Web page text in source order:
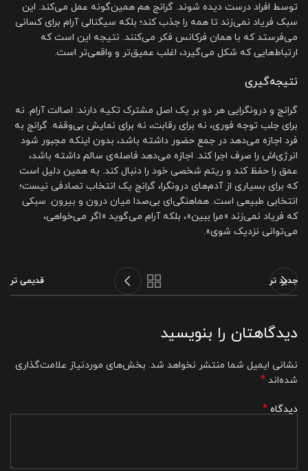
توسط افراد درست دیده شوند. گرانج هم همین‌گونه عمل می‌کند. این
سبک فریاد نمی‌زند تا همه را جذب کند؛ بلکه سیگنالی آرام برای کسانی
می‌فرستد که با همان فرکانس فکر می‌کنند. نتیجه این است که
ارتباط‌هایی که شکل می‌گیرد، اغلب عمیق‌تر و واقعی‌تر است.
نتیجه‌گیری
گرانج و درونگرایی هر دو بر یک اصل مشترک تکیه دارند: اصالت آرام. نه
برای جلب توجه فوری، نه برای رقابت، نه برای نمایش بی‌وقفه. گرانج به
فرد اجازه می‌دهد در جمع حضور داشته باشد، بدون اینکه مجبور شود
انرژی‌اش را صرف اجرا کند. اجازه می‌دهد فاصله‌ی سالم داشته باشد،
عمق را حفظ کند و ریتم شخصی خود را دنبال کند. به همین دلیل است
که برای بسیاری از آدم‌های درونگرا، گرانج یک انتخاب تصادفی نیست؛
انتخابی طبیعی است. هماهنگی‌ای بی‌صدا میان درون و بیرون. سبکی
که فریاد نمی‌زند «مرا ببین»، بلکه آرام می‌گوید «اگر می‌خواهی،
می‌توانی نزدیک شوی».
جدید تر قدیمی تر
دیدگاهتان را بنویسید
نشانی ایمیل شما منتشر نخواهد شد. بخش‌های موردنیاز علامت‌گذاری
شده‌اند *
دیدگاه *